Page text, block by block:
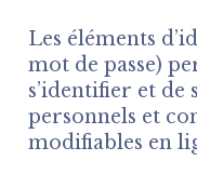
Les éléments
mot de passe)
s’identifier et de
personnels et
modifiables en